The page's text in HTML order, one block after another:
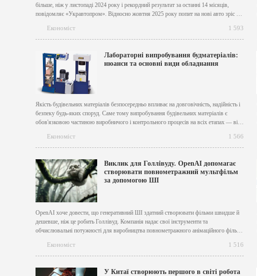
більше, ніж у листопаді 2024 року і рекордний результат за останні 14 місяців,
повідомляє «Укравтопром». Відносно жовтня 2025 року попит на нові авто зріс на
став RENAULT Duster....
Економіст 1 593
Лабораторні випробування будматеріалів:
нюанси та основні види обладнання
Якість будівельних матеріалів безпосередньо впливає на довговічність, надійність і
безпеку будь-яких споруд. Саме тому випробування будівельних матеріалів є
обов'язковою частиною виробничого і контрольного процесів на всіх етапах — від
випробування будівельних матеріалів дозволяють підтвердити відповідність
продукції нормативам, виявити приховані дефекти та...
Економіст 1 566
Виклик для Голлівуду. OpenAI допомагає
створювати повнометражний мультфільм
за допомогою ШІ
OpenAI хоче довести, що генеративний ШІ здатний створювати фільми швидше й
дешевше, ніж це робить Голлівуд. Компанія надає свої інструменти та
обчислювальні потужності для виробництва повнометражного анімаційного фільму
розповідає історію лісових створінь, чиє село змінюється після появи незнайомця.
Автор ідеї...
Економіст 1 516
У Китаї створюють першого в світі робота